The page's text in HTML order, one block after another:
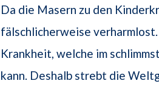
Da die Masern zu den
fälschlicherweise
Krankheit, welche im
kann. Deshalb strebt die